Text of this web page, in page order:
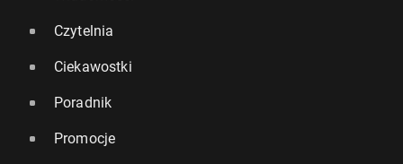
Czytelnia
Ciekawostki
Poradnik
Promocje